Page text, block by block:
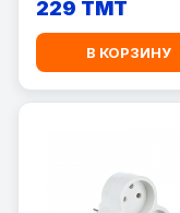
229 TMT
В КОРЗИНУ